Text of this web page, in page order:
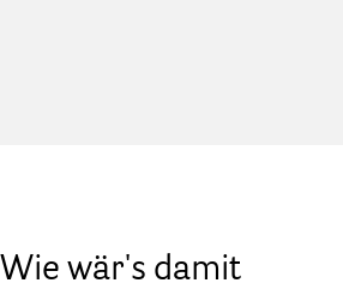
Wie wär's damit